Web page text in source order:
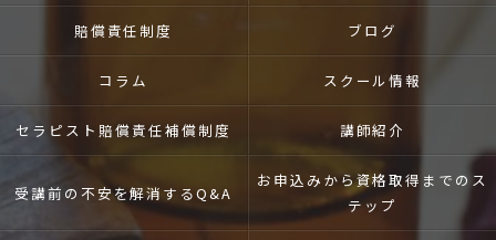
賠償責任制度 ブログ
コラム スクール情報
セラピスト賠償責任補償制度 講師紹介
受講前の不安を解消するQ&A
お申込みから資格取得までのス
テップ